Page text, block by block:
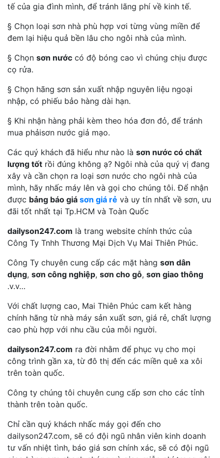
tế của gia đình mình, để tránh lãng phí về kinh tế.
§ Chọn loại sơn nhà phù hợp vơi từng vùng miền để
đem lại hiệu quả bền lâu cho ngôi nhà của mình.
§ Chọn sơn nước có độ bóng cao vì chúng chịu được
cọ rửa.
§ Chọn hãng sơn sản xuất nhập nguyên liệu ngoại
nhập, có phiếu bảo hàng dài hạn.
§ Khi nhận hàng phải kèm theo hóa đơn đỏ, để tránh
mua phảisơn nước giả mạo.
Các quý khách đã hiểu như nào là sơn nước có chất
lượng tốt rồi đúng không ạ? Ngôi nhà của quý vị đang
xây và cần chọn ra loại sơn nước cho ngôi nhà của
mình, hãy nhấc máy lên và gọi cho chúng tôi. Để nhận
được bảng báo giá sơn giá rẻ và uy tín nhất về sơn, ưu
đãi tốt nhất tại Tp.HCM và Toàn Quốc
dailyson247.com là trang website chính thức của
Công Ty Tnhh Thương Mại Dịch Vụ Mai Thiên Phúc.
Công Ty chuyên cung cấp các mặt hàng sơn dân
dụng, sơn công nghiệp, sơn cho gỗ, sơn giao thông
.v.v…
Với chất lượng cao, Mai Thiên Phúc cam kết hàng
chính hãng từ nhà máy sản xuất sơn, giá rẻ, chất lượng
cao phù hợp với nhu cầu của mỗi người.
dailyson247.com ra đời nhằm để phục vụ cho mọi
công trình gần xa, từ đô thị đến các miền quê xa xôi
trên toàn quốc.
Công ty chúng tôi chuyên cung cấp sơn cho các tỉnh
thành trên toàn quốc.
Chỉ cần quý khách nhấc máy gọi đến cho
dailyson247.com, sẽ có đội ngũ nhân viên kinh doanh
tư vấn nhiệt tình, báo giá sơn chính xác, sẽ có đội ngũ